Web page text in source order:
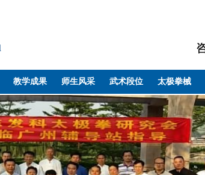
教学成果 师生风采 武术段位 太极拳械